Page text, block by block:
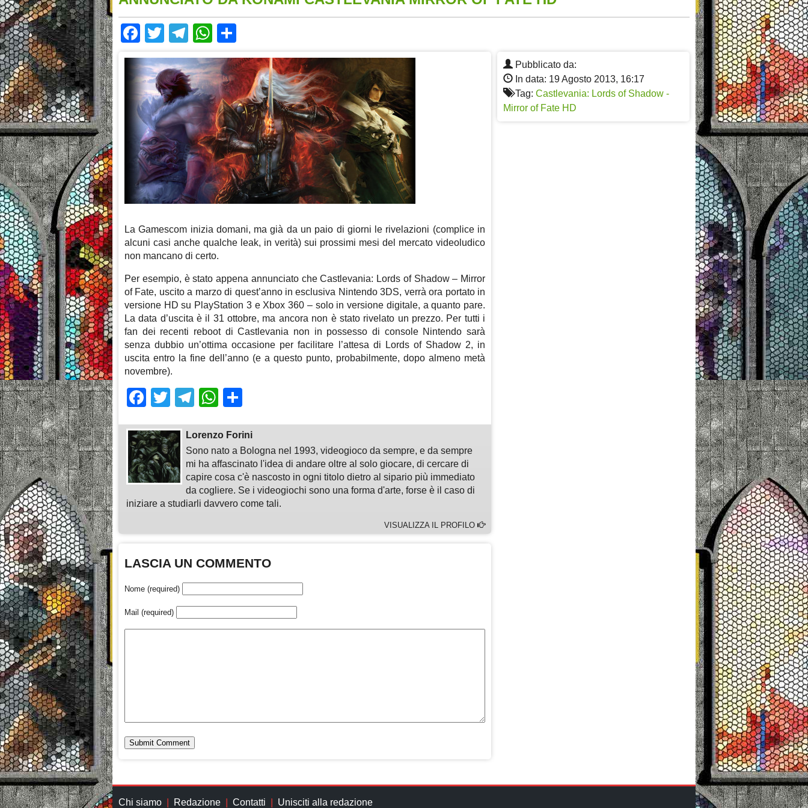
Facebook
TwitterTelegram
WhatsApp
Pubblicato da:
In data: 19 Agosto 2013, 16:17
Tag: Castlevania: Lords of Shadow -
Mirror of Fate HD
La Gamescom inizia domani, ma già da un paio di giorni le rivelazioni (complice in
alcuni casi anche qualche leak, in verità) sui prossimi mesi del mercato videoludico
non mancano di certo.
Per esempio, è stato appena annunciato che Castlevania: Lords of Shadow – Mirror
of Fate, uscito a marzo di quest’anno in esclusiva Nintendo 3DS, verrà ora portato in
versione HD su PlayStation 3 e Xbox 360 – solo in versione digitale, a quanto pare.
La data d’uscita è il 31 ottobre, ma ancora non è stato rivelato un prezzo. Per tutti i
fan dei recenti reboot di Castlevania non in possesso di console Nintendo sarà
senza dubbio un’ottima occasione per facilitare l’attesa di Lords of Shadow 2, in
uscita entro la fine dell’anno (e a questo punto, probabilmente, dopo almeno metà
novembre).
Facebook
TwitterTelegram
WhatsApp
Lorenzo Forini
Sono nato a Bologna nel 1993, videogioco da sempre, e da sempre
mi ha affascinato l'idea di andare oltre al solo giocare, di cercare di
capire cosa c'è nascosto in ogni titolo dietro al sipario più immediato
da cogliere. Se i videogiochi sono una forma d'arte, forse è il caso di
iniziare a studiarli davvero come tali.
VISUALIZZA IL PROFILO
LASCIA UN COMMENTO
Nome (required)
Mail (required)
Chi siamo Redazione Contatti Unisciti alla redazione